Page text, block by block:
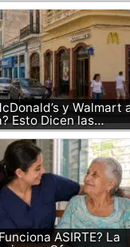
y Walmart
Esto Dicen las…
ASIRTE? La